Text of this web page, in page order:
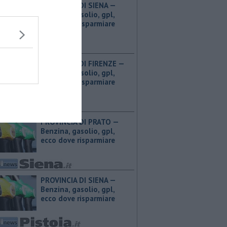
PROVINCIA DI SIENA — ​
Benzina, gasolio, gpl,
ecco dove risparmiare
PROVINCIA DI FIRENZE — ​
Benzina, gasolio, gpl,
ecco dove risparmiare
PROVINCIA DI PRATO — ​
Benzina, gasolio, gpl,
ecco dove risparmiare
PROVINCIA DI SIENA — ​
Benzina, gasolio, gpl,
ecco dove risparmiare